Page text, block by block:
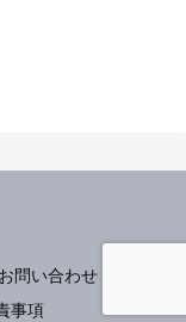
お問い合わせ
事項